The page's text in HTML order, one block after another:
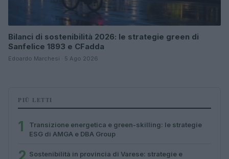
Bilanci di sostenibilità 2026: le strategie green di
Sanfelice 1893 e CFadda
Edoardo Marchesi · 5 Ago 2026
PIÙ LETTI
1
Transizione energetica e green-skilling: le strategie
ESG di AMGA e DBA Group
2 Sostenibilità in provincia di Varese: strategie e